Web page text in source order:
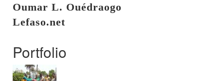
Oumar L. Ouédraogo
Lefaso.net
Portfolio